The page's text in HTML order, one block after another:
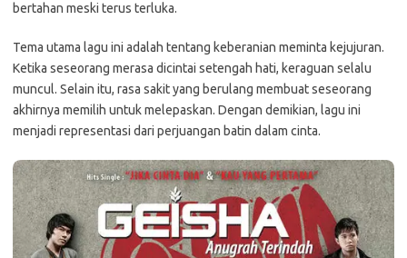
bertahan meski terus terluka.
Tema utama lagu ini adalah tentang keberanian meminta kejujuran.
Ketika seseorang merasa dicintai setengah hati, keraguan selalu
muncul. Selain itu, rasa sakit yang berulang membuat seseorang
akhirnya memilih untuk melepaskan. Dengan demikian, lagu ini
menjadi representasi dari perjuangan batin dalam cinta.